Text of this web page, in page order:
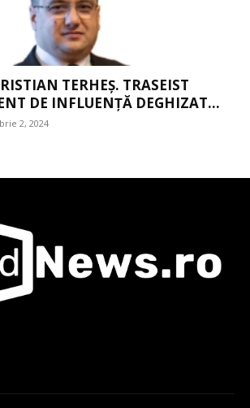
TERHEȘ. TRASEIST
DE INFLUENȚĂ DEGHIZAT...
2, 2024